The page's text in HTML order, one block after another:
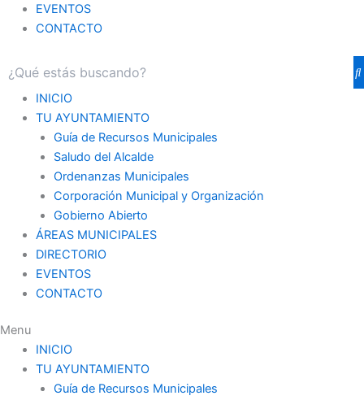
EVENTOS
CONTACTO
INICIO
TU AYUNTAMIENTO
Guía de Recursos Municipales
Saludo del Alcalde
Ordenanzas Municipales
Corporación Municipal y Organización
Gobierno Abierto
ÁREAS MUNICIPALES
DIRECTORIO
EVENTOS
CONTACTO
Menu
INICIO
TU AYUNTAMIENTO
Guía de Recursos Municipales